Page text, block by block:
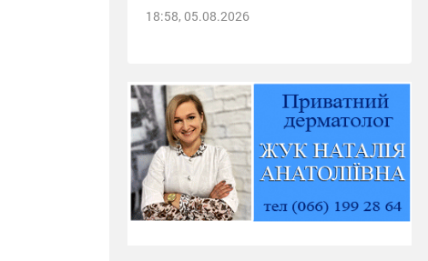
18:58, 05.08.2026